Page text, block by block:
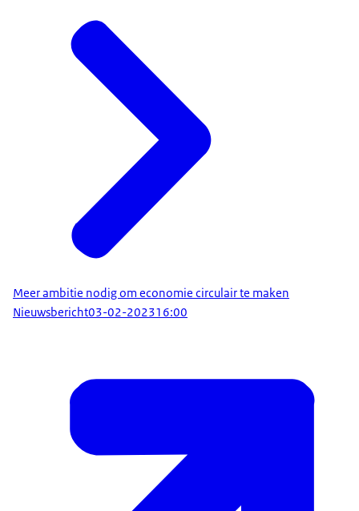
Meer ambitie nodig om economie circulair te maken
Nieuwsbericht03-02-202316:00